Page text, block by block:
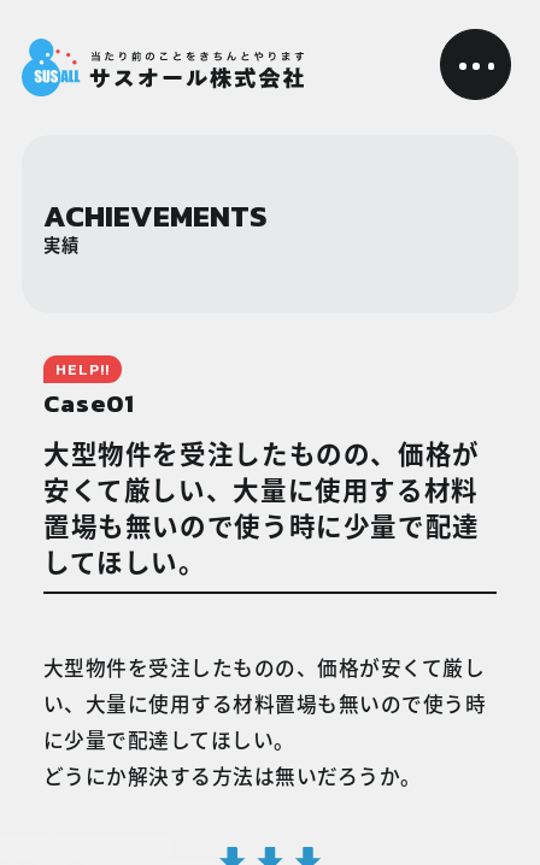
ACHIEVEMENTS
実績
HELP!!
Case01
大型物件を受注したものの、価格が
安くて厳しい、大量に使用する材料
置場も無いので使う時に少量で配達
してほしい。
大型物件を受注したものの、価格が安くて厳し
い、大量に使用する材料置場も無いので使う時
に少量で配達してほしい。
どうにか解決する方法は無いだろうか。